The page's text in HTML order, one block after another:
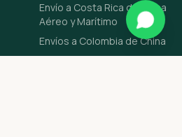
Envío a Costa Rica de China
Aéreo y Marítimo
Envíos a Colombia de China